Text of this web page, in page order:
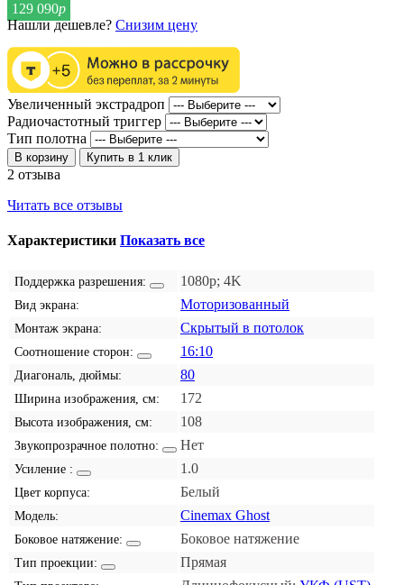
129 090р
Нашли дешевле? Снизим цену
Увеличенный экстрадроп
Радиочастотный триггер
Тип полотна
В корзину Купить в 1 клик
2 отзыва
Читать все отзывы
Характеристики Показать все
Поддержка разрешения: 1080p; 4K
Вид экрана: Моторизованный
Монтаж экрана: Скрытый в потолок
Соотношение сторон: 16:10
Диагональ, дюймы: 80
Ширина изображения, см: 172
Высота изображения, см: 108
Звукопрозрачное полотно: Нет
Усиление : 1.0
Цвет корпуса: Белый
Модель: Cinemax Ghost
Боковое натяжение: Боковое натяжение
Тип проекции: Прямая